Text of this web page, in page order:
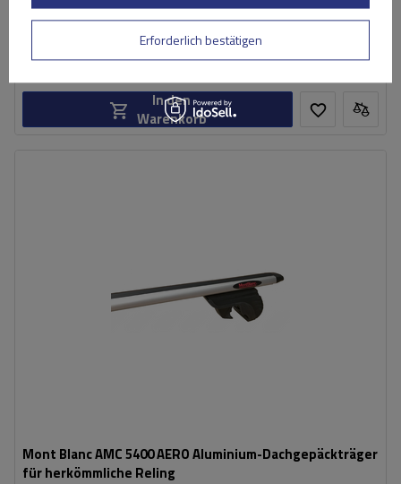
inkl. MwSt
Große Menge verfügbar Wir versenden schon am11. August
In den
Warenkorb
Mont Blanc AMC 5400 AERO Aluminium-Dachgepäckträger
für herkömmliche Reling
Erforderlich bestätigen